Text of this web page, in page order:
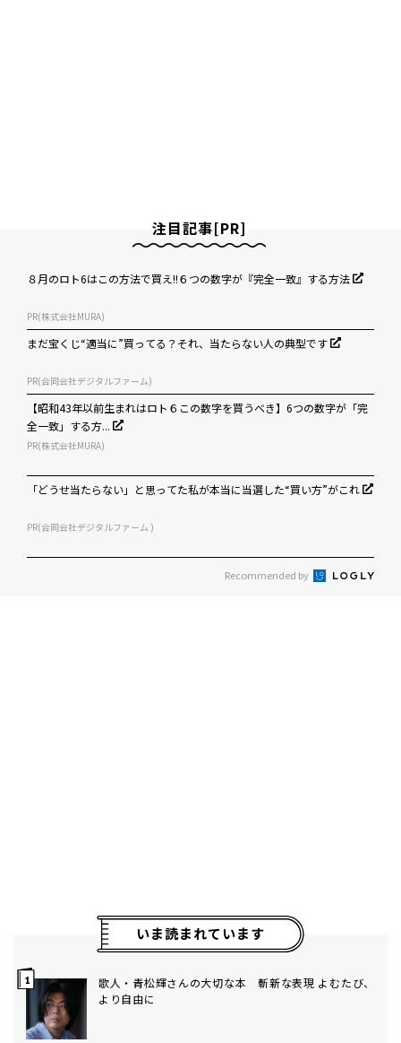
注目記事[PR]
８月のロト6はこの方法で買え!!６つの数字が『完全一致』する方法
PR(株式会社MURA)
まだ宝くじ“適当に”買ってる？それ、当たらない人の典型です
PR(合同会社デジタルファーム)
【昭和43年以前生まれはロト６この数字を買うべき】6つの数字が「完
全一致」する方...
PR(株式会社MURA)
「どうせ当たらない」と思ってた私が本当に当選した“買い方”がこれ
PR(合同会社デジタルファーム )
Recommended by
いま読まれています
歌人・青松輝さんの大切な本 斬新な表現 よむたび、
より自由に